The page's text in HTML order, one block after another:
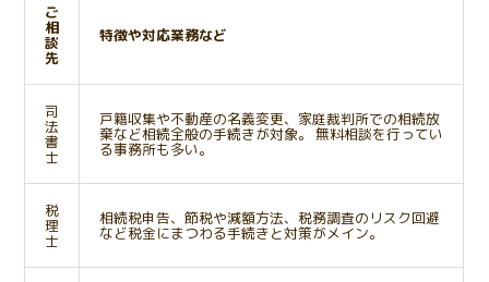
ご
相
談
先
特徴や対応業務など
司
法
書
士
戸籍収集や不動産の名義変更、家庭裁判所での相続放
棄など相続全般の手続きが対象。 無料相談を行ってい
る事務所も多い。
税
理
士
相続税申告、節税や減額方法、税務調査のリスク回避
など税金にまつわる手続きと対策がメイン。